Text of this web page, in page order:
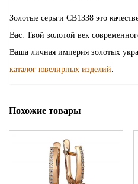
Золотые серьги СВ1338 это
Вас. Твой золотой век
Ваша личная империя золотых
каталог ювелирных изделий
Похожие товары